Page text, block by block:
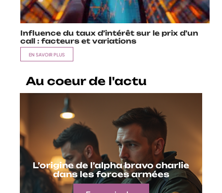
Influence du taux d’intérêt sur le prix d’un
call : facteurs et variations
EN SAVOIR PLUS
Au coeur de l'actu
L’origine de l’alpha bravo charlie
dans les forces armées